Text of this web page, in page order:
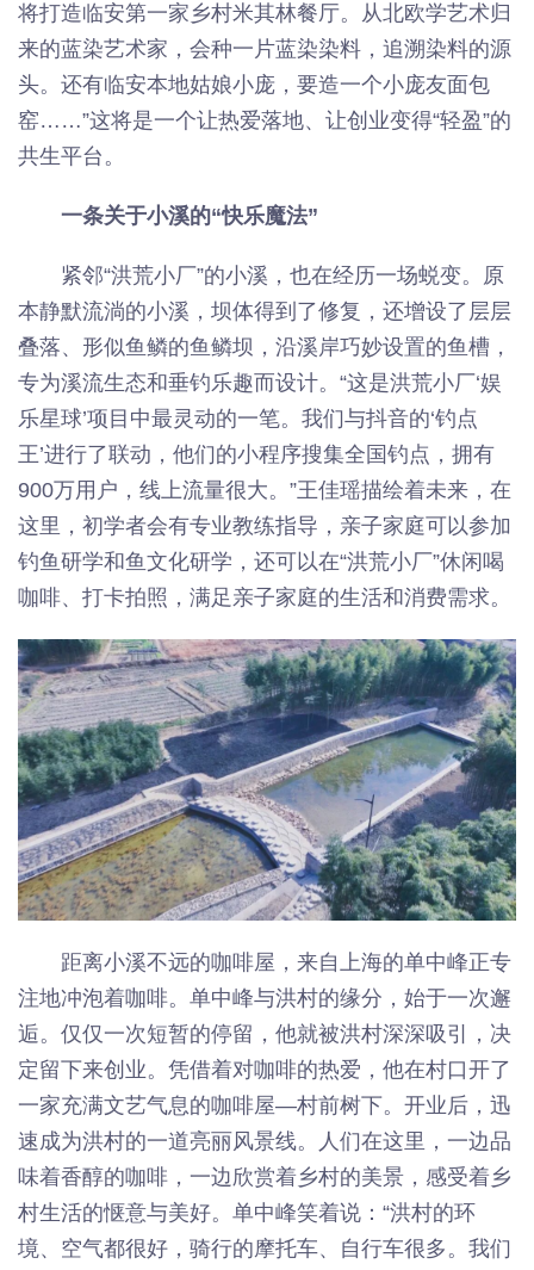
将打造临安第一家乡村米其林餐厅。从北欧学艺术归
来的蓝染艺术家，会种一片蓝染染料，追溯染料的源
头。还有临安本地姑娘小庞，要造一个小庞友面包
窑……”这将是一个让热爱落地、让创业变得“轻盈”的
共生平台。
一条关于小溪的“快乐魔法”
紧邻“洪荒小厂”的小溪，也在经历一场蜕变。原
本静默流淌的小溪，坝体得到了修复，还增设了层层
叠落、形似鱼鳞的鱼鳞坝，沿溪岸巧妙设置的鱼槽，
专为溪流生态和垂钓乐趣而设计。“这是洪荒小厂‘娱
乐星球’项目中最灵动的一笔。我们与抖音的‘钓点
王’进行了联动，他们的小程序搜集全国钓点，拥有
900万用户，线上流量很大。”王佳瑶描绘着未来，在
这里，初学者会有专业教练指导，亲子家庭可以参加
钓鱼研学和鱼文化研学，还可以在“洪荒小厂”休闲喝
咖啡、打卡拍照，满足亲子家庭的生活和消费需求。
距离小溪不远的咖啡屋，来自上海的单中峰正专
注地冲泡着咖啡。单中峰与洪村的缘分，始于一次邂
逅。仅仅一次短暂的停留，他就被洪村深深吸引，决
定留下来创业。凭借着对咖啡的热爱，他在村口开了
一家充满文艺气息的咖啡屋—村前树下。开业后，迅
速成为洪村的一道亮丽风景线。人们在这里，一边品
味着香醇的咖啡，一边欣赏着乡村的美景，感受着乡
村生活的惬意与美好。单中峰笑着说：“洪村的环
境、空气都很好，骑行的摩托车、自行车很多。我们